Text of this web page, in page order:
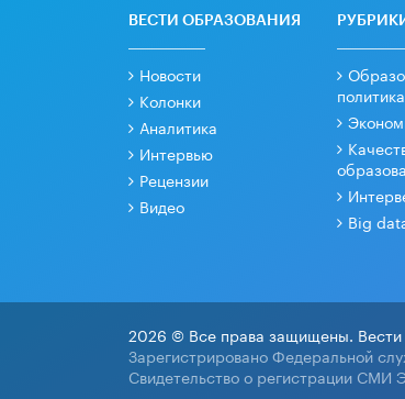
ВЕСТИ ОБРАЗОВАНИЯ
Новости
Колонки
Аналитика
Интервью
Рецензии
Видео
политика
Big
2026 © Все права защищены. Вести
Зарегистрировано Федеральной
Свидетельство о регистрации